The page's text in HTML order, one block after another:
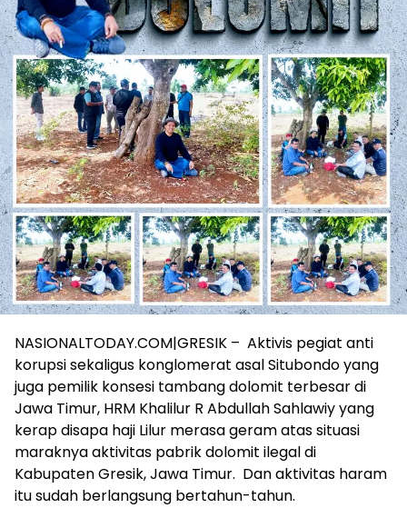
NASIONALTODAY.COM|GRESIK – Aktivis pegiat anti
korupsi sekaligus konglomerat asal Situbondo yang
juga pemilik konsesi tambang dolomit terbesar di
Jawa Timur, HRM Khalilur R Abdullah Sahlawiy yang
kerap disapa haji Lilur merasa geram atas situasi
maraknya aktivitas pabrik dolomit ilegal di
Kabupaten Gresik, Jawa Timur. Dan aktivitas haram
itu sudah berlangsung bertahun-tahun.